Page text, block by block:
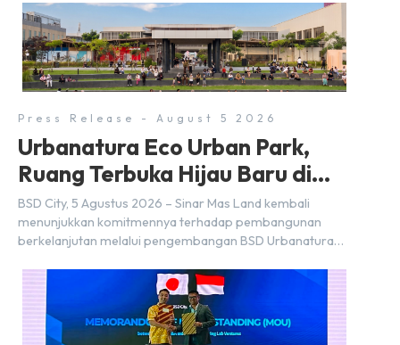
Press Release - August 5 2026
Urbanatura Eco Urban Park,
Ruang Terbuka Hijau Baru di
BSD City
BSD City, 5 Agustus 2026 – Sinar Mas Land kembali
menunjukkan komitmennya terhadap pembangunan
berkelanjutan melalui pengembangan BSD Urbanatura
dengan jalur sungai sepanjang 1,5 km yang dikelilingi
lanskap tropis rimbun di BSD City yang sebelumnya
dikenal sebagai Green Pathway. Transformasi ini
merupakan bagian dari upaya perusahaan untuk […]